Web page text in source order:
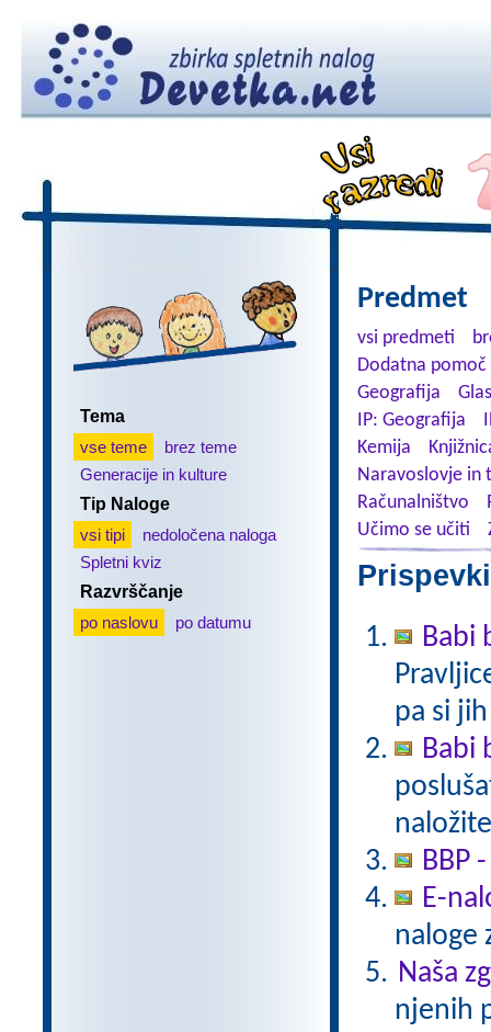
Tema
vse teme
brez teme
Generacije in kulture
Tip Naloge
vsi tipi
nedoločena naloga
Spletni kviz
Razvrščanje
po naslovu
po datumu
Predmet
vsi predmeti
Dodatna
Geografija
IP: Geografija
Kemija
Naravoslovje in
Računalništvo
Učimo se učiti
Babi
pa si
Babi
BBP
E-
naloge
Naša
njenih